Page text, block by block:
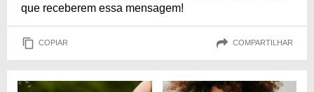
que receberem essa mensagem!
COPIAR COMPARTILHAR